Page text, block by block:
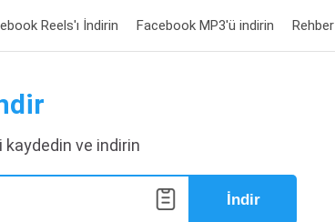
Reels'ı İndirin Facebook MP3'ü indirin Rehber
kaydedin ve indirin
İndir